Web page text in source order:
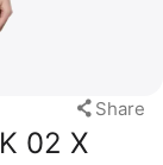
Share
02 X